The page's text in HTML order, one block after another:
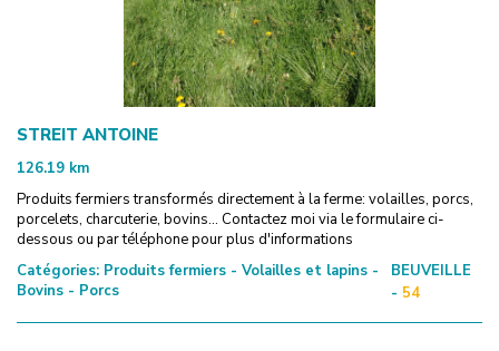
STREIT ANTOINE
126.19 km
Produits fermiers transformés directement à la ferme: volailles, porcs,
porcelets, charcuterie, bovins... Contactez moi via le formulaire ci-
dessous ou par téléphone pour plus d'informations
Catégories: Produits fermiers - Volailles et lapins -
Bovins - Porcs
BEUVEILLE
- 54